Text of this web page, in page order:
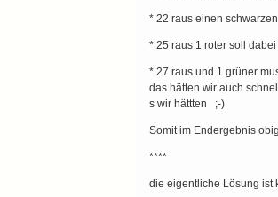
* 22 raus einen
* 25 raus 1 roter soll
* 27 raus und 1 grüner
das hätten wir auch
s wir hättten ;-)
Somit im Endergebnis
****
die eigentliche Lösung ist